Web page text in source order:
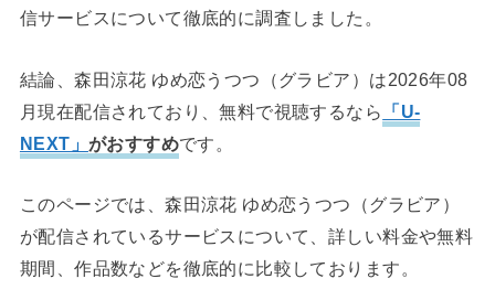
信サービスについて徹底的に調査しました。
結論、森田涼花 ゆめ恋うつつ（グラビア）は2026年08
月現在配信されており、無料で視聴するなら
「U-
NEXT」 がおすすめです。
このページでは、森田涼花 ゆめ恋うつつ（グラビア）
が配信されているサービスについて、詳しい料金や無料
期間、作品数などを徹底的に比較しております。